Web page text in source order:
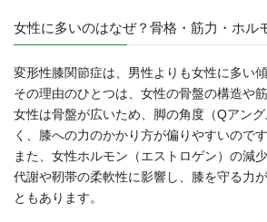
女性に多いのはなぜ？骨格・筋力・ホル
変形性膝関節症は、男性よりも女性に多い傾
その理由のひとつは、女性の骨盤の構造や筋
女性は骨盤が広いため、脚の角度（Qアン
く、膝への力のかかり方が偏りやすいのです
また、女性ホルモン（エストロゲン）の減
代謝や靭帯の柔軟性に影響し、膝を守る力
ともあります。